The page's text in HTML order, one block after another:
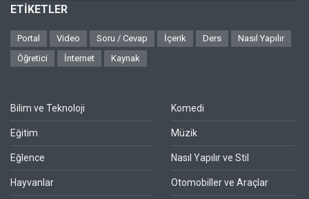
ETİKETLER
Portal Video Soru / Cevap İçerik Ders
Nasıl Yapılır
Öğretici
İnternet Kaynak
Bilim ve Teknoloji
Eğitim
Eğlence
Hayvanlar
Komedi
Müzik
Nasıl Yapılır ve Stil
Otomobiller ve Araçlar